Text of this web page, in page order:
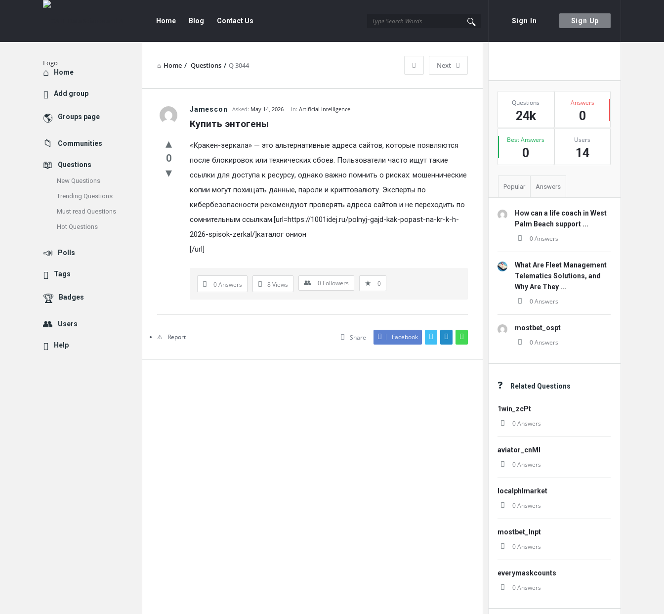
Sign In Sign Up
GATE
and
AI
Data
Science
and
Home Blog Contact Us
Home / Questions / Q 3044 Next
GATE
Science
and
Latest
Questions
Jamescon Asked: May 14, 2026 In:Artificial Intelligence
Купить энтогены
0
«Кракен-зеркала» — это альтернативные адреса сайтов, которые появляются
после блокировок или технических сбоев. Пользователи часто ищут такие
ссылки для доступа к ресурсу, однако важно помнить о рисках: мошеннические
копии могут похищать данные, пароли и криптовалюту. Эксперты по
кибербезопасности рекомендуют проверять адреса сайтов и не переходить по
сомнительным ссылкам.[url=https://1001idej.ru/polnyj-gajd-kak-popast-na-kr-k-h-
2026-spisok-zerkal/]каталог онион
[/url]
0 Answers 8Views 0 Followers 0
Share Facebook
Report
Stats
Questions
24k
Answers
0
Best Answers
0
Users
14
Popular Answers
How can a life coach in West
Palm Beach support ...
0 Answers
What Are Fleet Management
Telematics Solutions, and
Why Are They ...
0 Answers
mostbet_ospt
0 Answers
Related Questions
1win_zcPt
0 Answers
aviator_cnMl
0 Answers
localphlmarket
0 Answers
mostbet_lnpt
0 Answers
everymaskcounts
0 Answers
Explore
Home
Add group
Groups page
Communities
Questions
New Questions
Trending Questions
Must read Questions
Hot Questions
Polls
Tags
Badges
Users
Help